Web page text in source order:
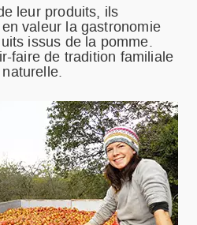
leur produits, ils
valeur la gastronomie
issus de la pomme.
faire de tradition familiale